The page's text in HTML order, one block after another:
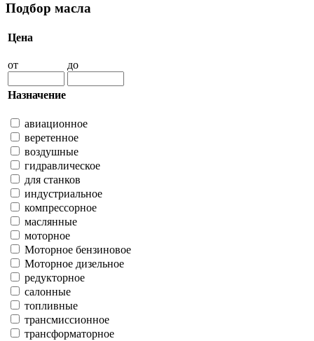
Подбор масла
Цена
от до
Назначение
авиационное
веретенное
воздушные
гидравлическое
для станков
индустриальное
компрессорное
маслянные
моторное
Моторное бензиновое
Моторное дизельное
редукторное
салонные
топливные
трансмиссионное
трансформаторное